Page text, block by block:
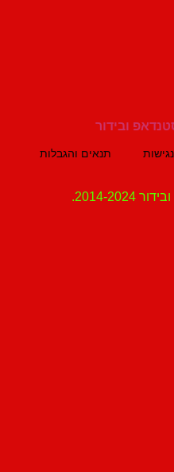
תנאים והגבלות